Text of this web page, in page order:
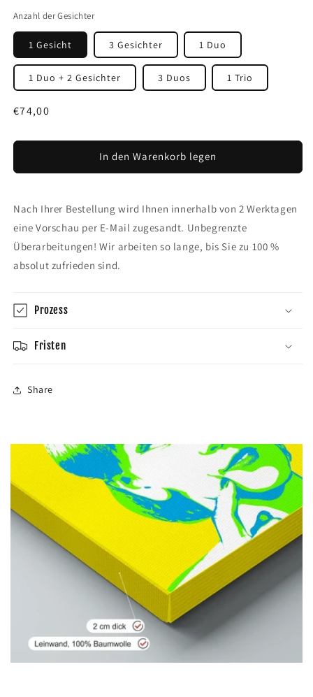
Anzahl der Gesichter
1 Gesicht 3 Gesichter 1 Duo
1 Duo + 2 Gesichter 3 Duos 1 Trio
Normaler
€74,00
In den Warenkorb legen
Nach Ihrer Bestellung wird Ihnen innerhalb von 2 Werktagen
eine Vorschau per E-Mail zugesandt. Unbegrenzte
Überarbeitungen! Wir arbeiten so lange, bis Sie zu 100 %
absolut zufrieden sind.
Prozess
Fristen
Share